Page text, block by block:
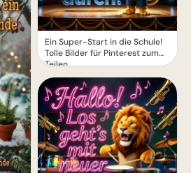
Ein Super-Start in die Schule!
Tolle Bilder für Pinterest zum
Teilen.